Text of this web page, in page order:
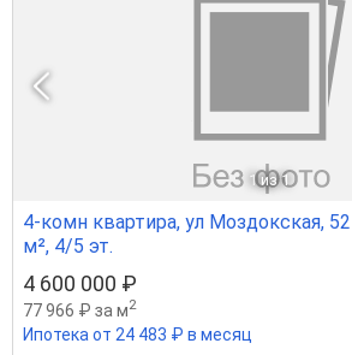
1 из 1
4-комн квартира, ул Моздокская, 52
м², 4/5 эт.
4 600 000 ₽
77 966 ₽ за м2
Ипотека от 24 483 ₽ в месяц